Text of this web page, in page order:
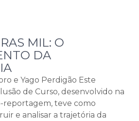
MIL: O
DA
e Yago Perdigão Este
de Curso, desenvolvido na
teve como
e analisar a trajetória da